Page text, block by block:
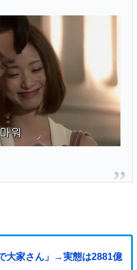
大家さん」→実態は2881億